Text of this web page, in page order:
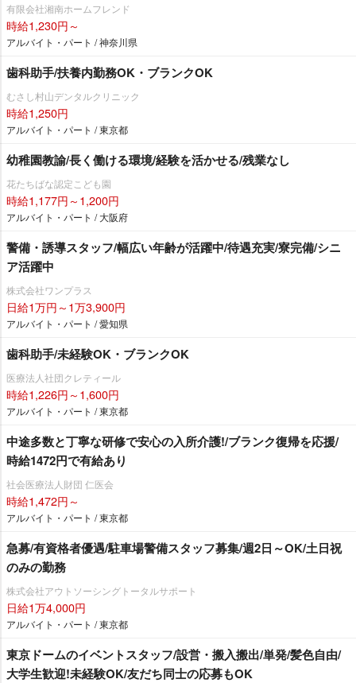
有限会社湘南ホームフレンド
時給1,230円～
アルバイト・パート / 神奈川県
歯科助手/扶養内勤務OK・ブランクOK
むさし村山デンタルクリニック
時給1,250円
アルバイト・パート / 東京都
幼稚園教諭/長く働ける環境/経験を活かせる/残業なし
花たちばな認定こども園
時給1,177円～1,200円
アルバイト・パート / 大阪府
警備・誘導スタッフ/幅広い年齢が活躍中/待遇充実/寮完備/シニ
ア活躍中
株式会社ワンプラス
日給1万円～1万3,900円
アルバイト・パート / 愛知県
歯科助手/未経験OK・ブランクOK
医療法人社団クレティール
時給1,226円～1,600円
アルバイト・パート / 東京都
中途多数と丁寧な研修で安心の入所介護!/ブランク復帰を応援/
時給1472円で有給あり
社会医療法人財団 仁医会
時給1,472円～
アルバイト・パート / 東京都
急募/有資格者優遇/駐車場警備スタッフ募集/週2日～OK/土日祝
のみの勤務
株式会社アウトソーシングトータルサポート
日給1万4,000円
アルバイト・パート / 東京都
東京ドームのイベントスタッフ/設営・搬入搬出/単発/髪色自由/
大学生歓迎!未経験OK/友だち同士の応募もOK